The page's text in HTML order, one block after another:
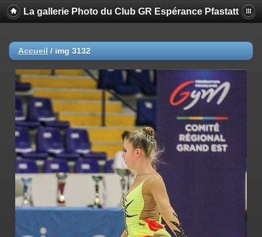
La gallerie Photo du Club GR Espérance Pfastatt
Accueil / img 3132